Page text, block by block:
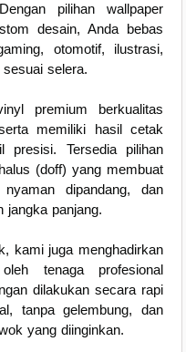
pilihan wallpaper
desain, Anda bebas
otomotif, ilustrasi,
selera.
premium berkualitas
memiliki hasil cetak
presisi. Tersedia pilihan
(doff) yang membuat
dipandang, dan
jangka panjang.
kami juga menghadirkan
tenaga profesional
dilakukan secara rapi
tanpa gelembung, dan
yang diinginkan.